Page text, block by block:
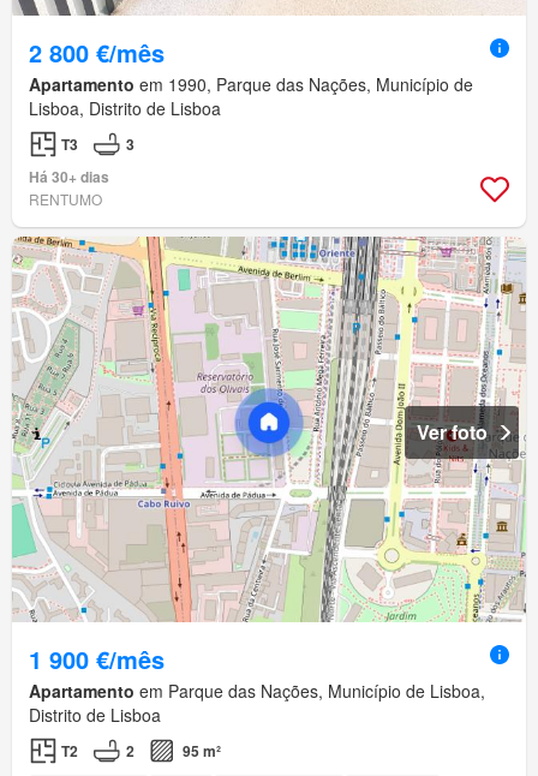
2 800 €/mês
Apartamento em 1990, Parque das Nações, Município de
Lisboa, Distrito de Lisboa
T3
3
Há 30+ dias
RENTUMO
Ver foto
1 900 €/mês
Apartamento em Parque das Nações, Município de Lisboa,
Distrito de Lisboa
T2 2 95 m²